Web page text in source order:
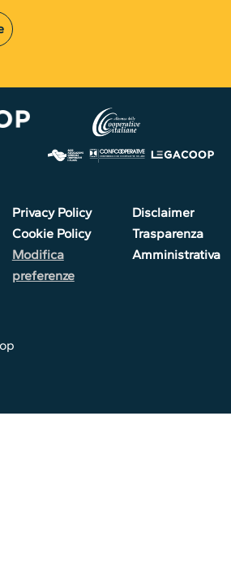
Privacy Policy
Cookie Policy
Modifica
preferenze
Disclaimer
Trasparenza
Amministrativa